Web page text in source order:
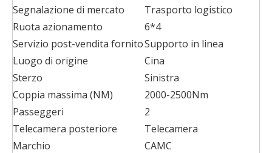
Segnalazione di mercato
Trasporto logistico
Ruota azionamento
6*4
Servizio post-vendita fornitoSupporto in linea
Luogo di origine
Cina
Sterzo
Sinistra
Coppia massima (NM)
2000-2500Nm
Passeggeri
2
Telecamera posteriore
Telecamera
Marchio
CAMC